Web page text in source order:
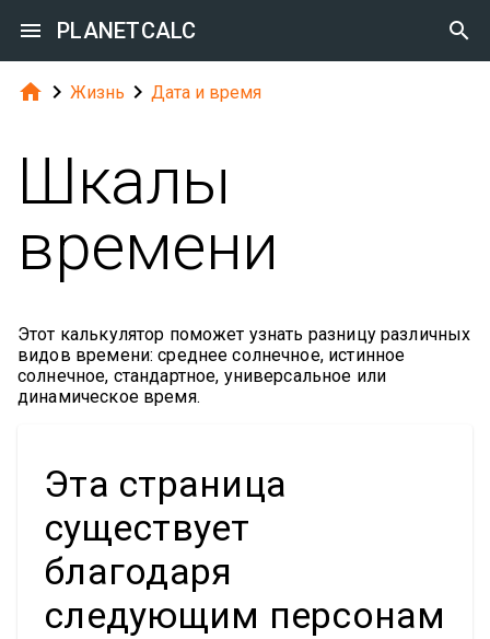
 PLANETCALC 
  Жизнь  Дата и время
Шкалы
времени
Этот калькулятор поможет узнать разницу различных
видов времени: среднее солнечное, истинное
солнечное, стандартное, универсальное или
динамическое время.
Эта страница
существует
благодаря
следующим персонам